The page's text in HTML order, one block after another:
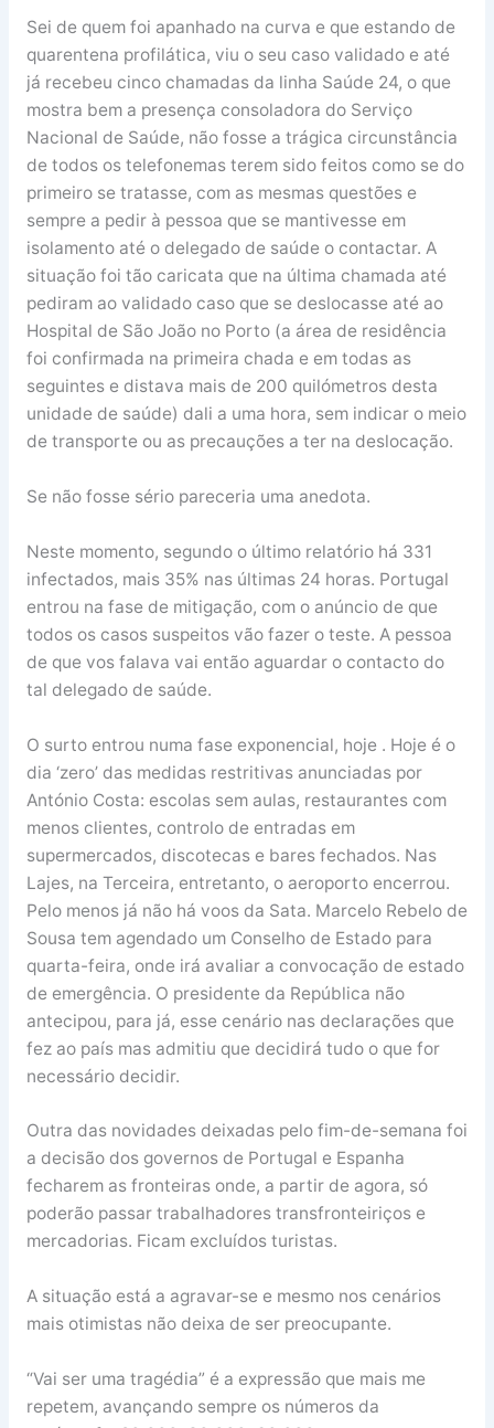
Sei de quem foi apanhado na curva e que estando de
quarentena profilática, viu o seu caso validado e até
já recebeu cinco chamadas da linha Saúde 24, o que
mostra bem a presença consoladora do Serviço
Nacional de Saúde, não fosse a trágica circunstância
de todos os telefonemas terem sido feitos como se do
primeiro se tratasse, com as mesmas questões e
sempre a pedir à pessoa que se mantivesse em
isolamento até o delegado de saúde o contactar. A
situação foi tão caricata que na última chamada até
pediram ao validado caso que se deslocasse até ao
Hospital de São João no Porto (a área de residência
foi confirmada na primeira chada e em todas as
seguintes e distava mais de 200 quilómetros desta
unidade de saúde) dali a uma hora, sem indicar o meio
de transporte ou as precauções a ter na deslocação.
Se não fosse sério pareceria uma anedota.
Neste momento, segundo o último relatório há 331
infectados, mais 35% nas últimas 24 horas. Portugal
entrou na fase de mitigação, com o anúncio de que
todos os casos suspeitos vão fazer o teste. A pessoa
de que vos falava vai então aguardar o contacto do
tal delegado de saúde.
O surto entrou numa fase exponencial, hoje . Hoje é o
dia ‘zero’ das medidas restritivas anunciadas por
António Costa: escolas sem aulas, restaurantes com
menos clientes, controlo de entradas em
supermercados, discotecas e bares fechados. Nas
Lajes, na Terceira, entretanto, o aeroporto encerrou.
Pelo menos já não há voos da Sata. Marcelo Rebelo de
Sousa tem agendado um Conselho de Estado para
quarta-feira, onde irá avaliar a convocação de estado
de emergência. O presidente da República não
antecipou, para já, esse cenário nas declarações que
fez ao país mas admitiu que decidirá tudo o que for
necessário decidir.
Outra das novidades deixadas pelo fim-de-semana foi
a decisão dos governos de Portugal e Espanha
fecharem as fronteiras onde, a partir de agora, só
poderão passar trabalhadores transfronteiriços e
mercadorias. Ficam excluídos turistas.
A situação está a agravar-se e mesmo nos cenários
mais otimistas não deixa de ser preocupante.
“Vai ser uma tragédia” é a expressão que mais me
repetem, avançando sempre os números da